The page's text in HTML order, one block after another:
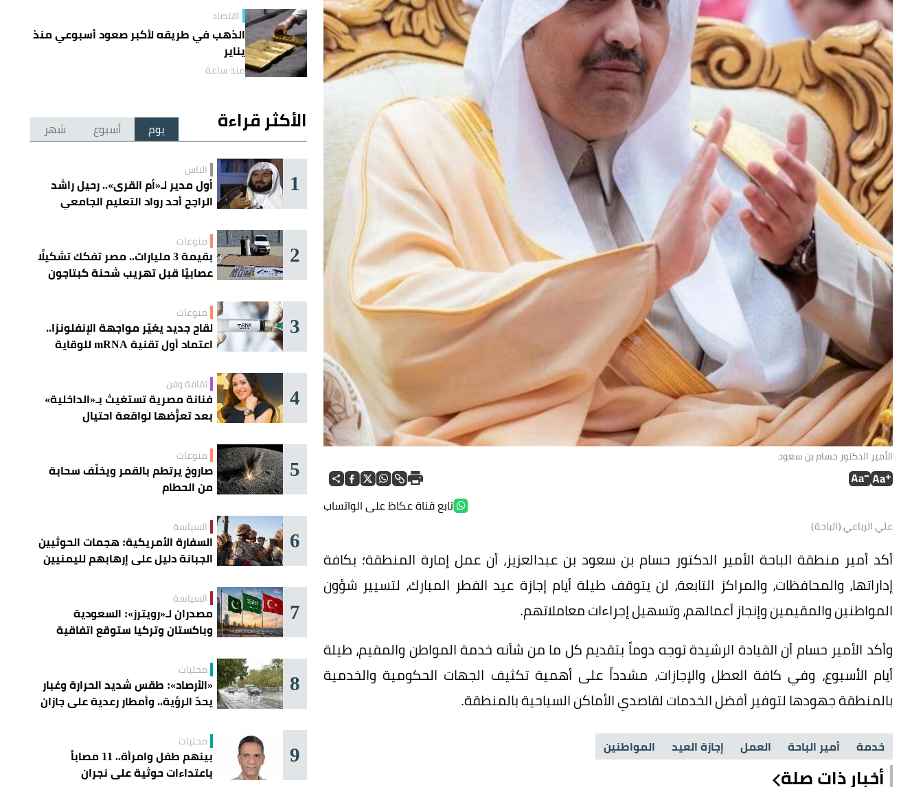
الأمير الدكتور حسام بن سعود
تابع قناة عكاظ على الواتساب
علي الرباعي (الباحة)
أكد أمير منطقة الباحة الأمير الدكتور حسام بن سعود بن عبدالعزيز، أن عمل إمارة المنطقة؛ بكافة
إداراتها، والمحافظات، والمراكز التابعة، لن يتوقف طيلة أيام إجازة عيد الفطر المبارك، لتسيير شؤون
المواطنين والمقيمين وإنجاز أعمالهم، وتسهيل إجراءات معاملاتهم.
وأكد الأمير حسام أن القيادة الرشيدة توجه دوماً بتقديم كل ما من شأنه خدمة المواطن والمقيم، طيلة
أيام الأسبوع، وفي كافة العطل والإجازات، مشدداً على أهمية تكثيف الجهات الحكومية والخدمية
بالمنطقة جهودها لتوفير أفضل الخدمات لقاصدي الأماكن السياحية بالمنطقة.
خدمة أمير الباحة العمل إجازة العيد المواطنين
أخبار ذات صلة
اقتصاد
الذهب في طريقه لأكبر صعود أسبوعي منذ
يناير
منذ ساعة
الأكثر قراءة يوم أسبوع شهر
1 الناس
أول مدير لـ«أم القرى».. رحيل راشد
الراجح أحد رواد التعليم الجامعي
2 منوعات
بقيمة 3 مليارات.. مصر تفكك تشكيلًا
عصابيًا قبل تهريب شحنة كبتاجون
3 منوعات
لقاح جديد يغيّر مواجهة الإنفلونزا..
اعتماد أول تقنية mRNA للوقاية
4 ثقافة وفن
فنانة مصرية تستغيث بـ«الداخلية»
بعد تعرُّضها لواقعة احتيال
5 منوعات
صاروخ يرتطم بالقمر ويخلّف سحابة
من الحطام
6 السياسة
السفارة الأمريكية: هجمات الحوثيين
الجبانة دليل على إرهابهم لليمنيين
7 السياسة
مصدران لـ«رويترز»: السعودية
وباكستان وتركيا ستوقع اتفاقية
8 محليات
«الأرصاد»: طقس شديد الحرارة وغبار
يحدّ الرؤية.. وأمطار رعدية على جازان
9 محليات
بينهم طفل وامرأة.. 11 مصاباً
باعتداءات حوثية على نجران